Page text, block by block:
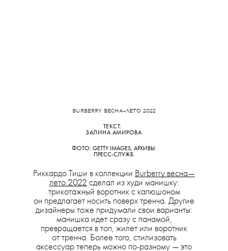
BURBERRY ВЕСНА—ЛЕТО 2022
ТЕКСТ:
ЗАЛИНА АМИРОВА
ФОТО:GETTY IMAGES, АРХИВЫ
ПРЕСС-СЛУЖБ
Риккардо Тиши в коллекции Burberry весна—
лето 2022 сделал из худи манишку:
трикотажный воротник с капюшоном
он предлагает носить поверх тренча. Другие
дизайнеры тоже придумали свои варианты:
манишка идет сразу с панамой,
превращается в топ, жилет или воротник
от тренча. Более того, стилизовать
аксессуар теперь можно по-разному — это